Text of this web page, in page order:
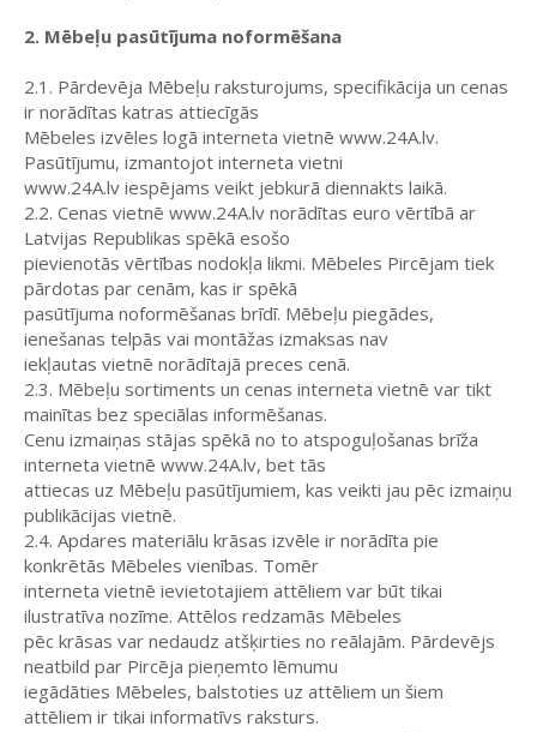
2. Mēbeļu pasūtījuma noformēšana
2.1. Pārdevēja Mēbeļu raksturojums, specifikācija un cenas
ir norādītas katras attiecīgās
Mēbeles izvēles logā interneta vietnē www.24A.lv.
Pasūtījumu, izmantojot interneta vietni
www.24A.lv iespējams veikt jebkurā diennakts laikā.
2.2. Cenas vietnē www.24A.lv norādītas euro vērtībā ar
Latvijas Republikas spēkā esošo
pievienotās vērtības nodokļa likmi. Mēbeles Pircējam tiek
pārdotas par cenām, kas ir spēkā
pasūtījuma noformēšanas brīdī. Mēbeļu piegādes,
ienešanas telpās vai montāžas izmaksas nav
iekļautas vietnē norādītajā preces cenā.
2.3. Mēbeļu sortiments un cenas interneta vietnē var tikt
mainītas bez speciālas informēšanas.
Cenu izmaiņas stājas spēkā no to atspoguļošanas brīža
interneta vietnē www.24A.lv, bet tās
attiecas uz Mēbeļu pasūtījumiem, kas veikti jau pēc izmaiņu
publikācijas vietnē.
2.4. Apdares materiālu krāsas izvēle ir norādīta pie
konkrētās Mēbeles vienības. Tomēr
interneta vietnē ievietotajiem attēliem var būt tikai
ilustratīva nozīme. Attēlos redzamās Mēbeles
pēc krāsas var nedaudz atšķirties no reālajām. Pārdevējs
neatbild par Pircēja pieņemto lēmumu
iegādāties Mēbeles, balstoties uz attēliem un šiem
attēliem ir tikai informatīvs raksturs.